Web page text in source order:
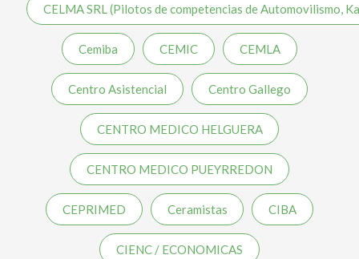
CELMA SRL (Pilotos de competencias de Automovilismo,
Cemiba CEMIC CEMLA
Centro Asistencial Centro Gallego
CENTRO MEDICO HELGUERA
CENTRO MEDICO PUEYRREDON
CEPRIMED Ceramistas CIBA
CIENC / ECONOMICAS